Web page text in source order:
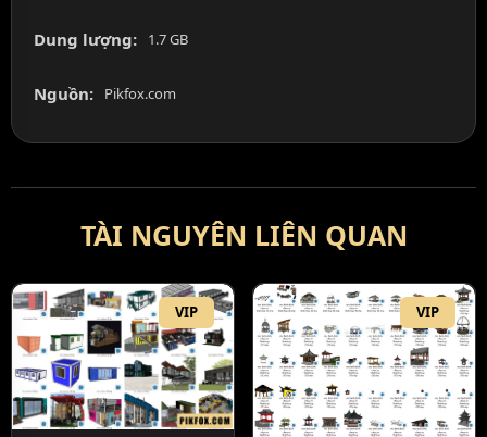
Dung lượng: 1.7 GB
Nguồn: Pikfox.com
TÀI NGUYÊN LIÊN QUAN
VIP VIP